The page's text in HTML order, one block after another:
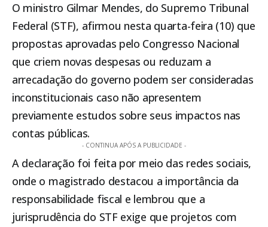
O ministro Gilmar Mendes, do Supremo Tribunal
Federal (STF), afirmou nesta quarta-feira (10) que
propostas aprovadas pelo Congresso Nacional
que criem novas despesas ou reduzam a
arrecadação do governo podem ser consideradas
inconstitucionais caso não apresentem
previamente estudos sobre seus impactos nas
contas públicas.
- CONTINUA APÓS A PUBLICIDADE -
A declaração foi feita por meio das redes sociais,
onde o magistrado destacou a importância da
responsabilidade fiscal e lembrou que a
jurisprudência do STF exige que projetos com